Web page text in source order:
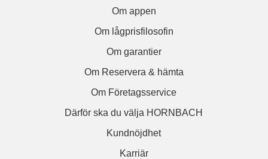
Om appen
Om lågprisfilosofin
Om garantier
Om Reservera & hämta
Om Företagsservice
Därför ska du välja HORNBACH
Kundnöjdhet
Karriär